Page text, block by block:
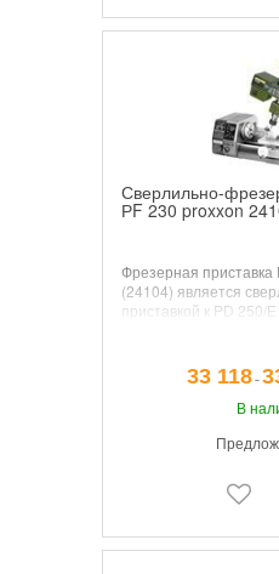
Сверлильно-
РF 230 proxxon
Фрезерная приставка
(24104) является
приставкой к PD 250/
отличный
комплекс.33 118¯
В